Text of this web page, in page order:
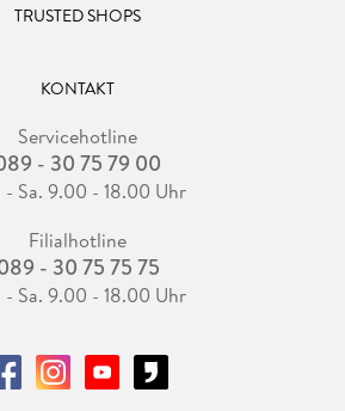
TRUSTED SHOPS
KONTAKT
Servicehotline
- 30 75 79 00
- Sa. 9.00 - 18.00 Uhr
Filialhotline
- 30 75 75 75
- Sa. 9.00 - 18.00 Uhr